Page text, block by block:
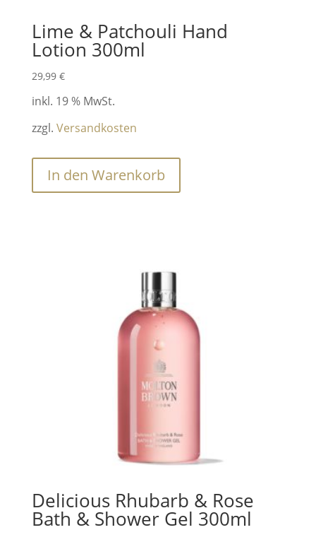
Lime & Patchouli Hand
Lotion 300ml
29,99 €
inkl. 19 % MwSt.
zzgl. Versandkosten
In den Warenkorb
Delicious Rhubarb & Rose
Bath & Shower Gel 300ml